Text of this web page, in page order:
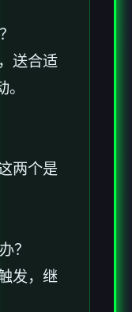
送合适
两个是
？
发，继